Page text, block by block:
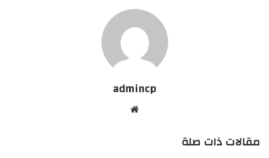
admincp
مقالات ذات صلة